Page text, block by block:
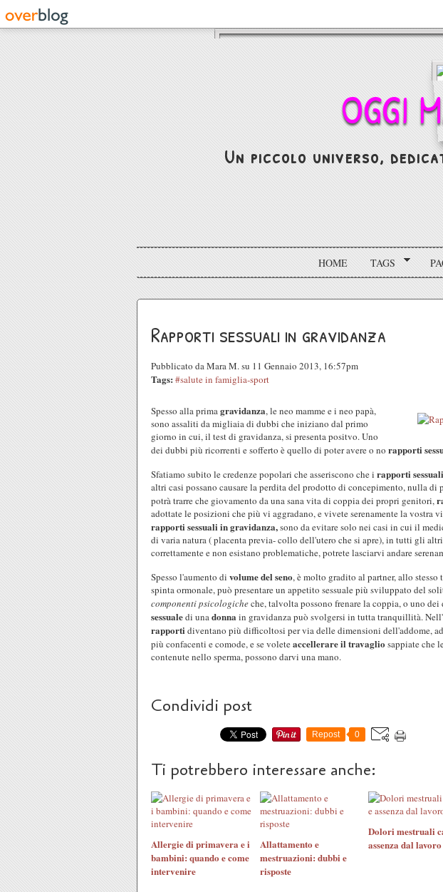
OGGI
Un piccolo universo,
HOME TAGS
Rapporti sessuali in gravidanza
Pubblicato da Mara M. su 11 Gennaio 2013, 16:57pm
Tags: #salute in famiglia-sport
Spesso alla primagravidanza, le neo mamme e i neo papà,
sono assaliti da migliaia di dubbi che iniziano dal primo
giorno in cui, il test di gravidanza, si presenta positvo. Uno
dei dubbi più ricorrenti e sofferto è quello di poter avere o no rapporti
Sfatiamo subito le credenze popolari che asseriscono che i rapporti sessuali
altri casi possano causare la perdita del prodotto di concepimento, nulla
potrà trarre che giovamento da una sana vita di coppia dei propri genitori,
adottate le posizioni che più vi aggradano, e vivete serenamente la vostra
rapporti sessuali in gravidanza,sono da evitare solo nei casi in cui il
di varia natura ( placenta previa- collo dell'utero che si apre), in tutti gli
correttamente e non esistano problematiche, potrete lasciarvi andare
Spesso l'aumento di volume del seno, è molto gradito al partner, allo
spinta ormonale, può presentare un appetito sessuale più sviluppato del
componenti psicologicheche, talvolta possono frenare la coppia, o uno dei
sessualedi unadonna in gravidanza può svolgersi in tutta tranquillità.
rapportidiventano più difficoltosi per via delle dimensioni dell'addome,
più confacenti e comode, e se voleteaccellerare il travaglio sappiate che
contenute nello sperma, possono darvi una mano.
Condividi post
Repost 0
Ti potrebbero interessare anche:
Allergie di primavera e i
bambini: quando e come
intervenire
Allattamento e
mestruazioni: dubbi e
risposte
Dolori mestruali
assenza dal lavoro